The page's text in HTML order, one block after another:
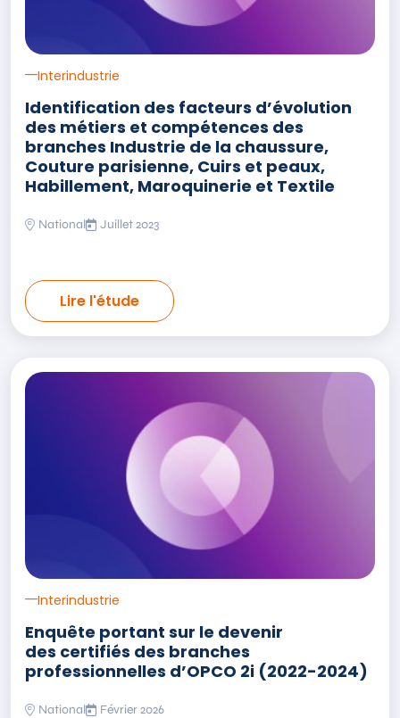
Interindustrie
Identification des facteurs d’évolution
des métiers et compétences des
branches Industrie de la chaussure,
Couture parisienne, Cuirs et peaux,
Habillement, Maroquinerie et Textile
National Juillet 2023
Lire l'étude
Interindustrie
Enquête portant sur le devenir
des certifiés des branches
professionnelles d’OPCO 2i (2022-2024)
National Février 2026